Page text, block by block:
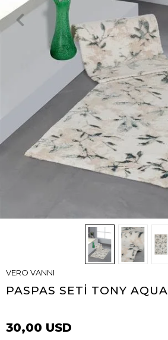
VERO VANNI
PASPAS SETİ TONY AQUA
30,00 USD